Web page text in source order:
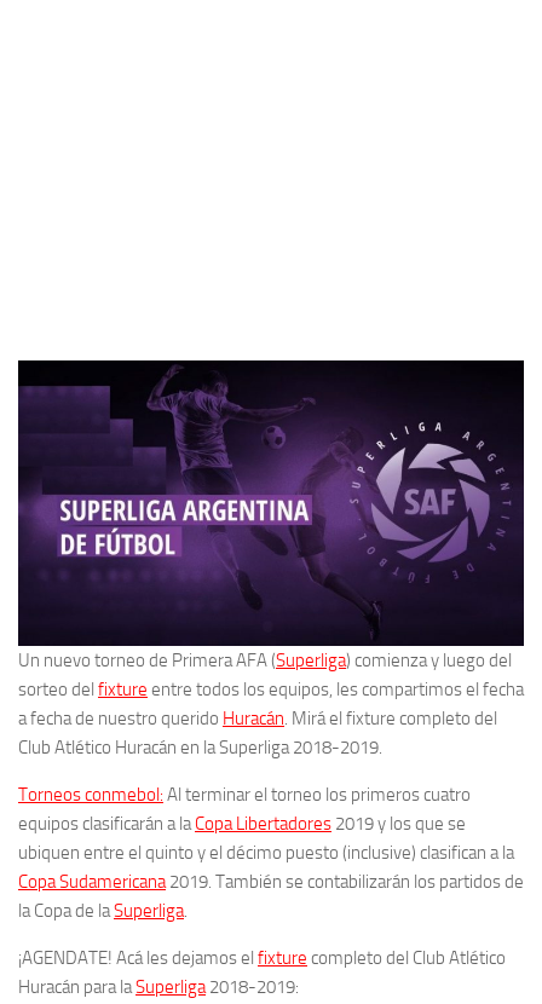
Un nuevo torneo de Primera AFA (Superliga) comienza y luego del
sorteo del fixture entre todos los equipos, les compartimos el fecha
a fecha de nuestro querido Huracán. Mirá el fixture completo del
Club Atlético Huracán en la Superliga 2018-2019.
Torneos conmebol: Al terminar el torneo los primeros cuatro
equipos clasificarán a laCopa Libertadores 2019 y los que se
ubiquen entre el quinto y el décimo puesto (inclusive) clasifican a la
Copa Sudamericana2019. También se contabilizarán los partidos de
la Copa de laSuperliga.
¡AGENDATE! Acá les dejamos el fixture completo del Club Atlético
Huracán para laSuperliga2018-2019: